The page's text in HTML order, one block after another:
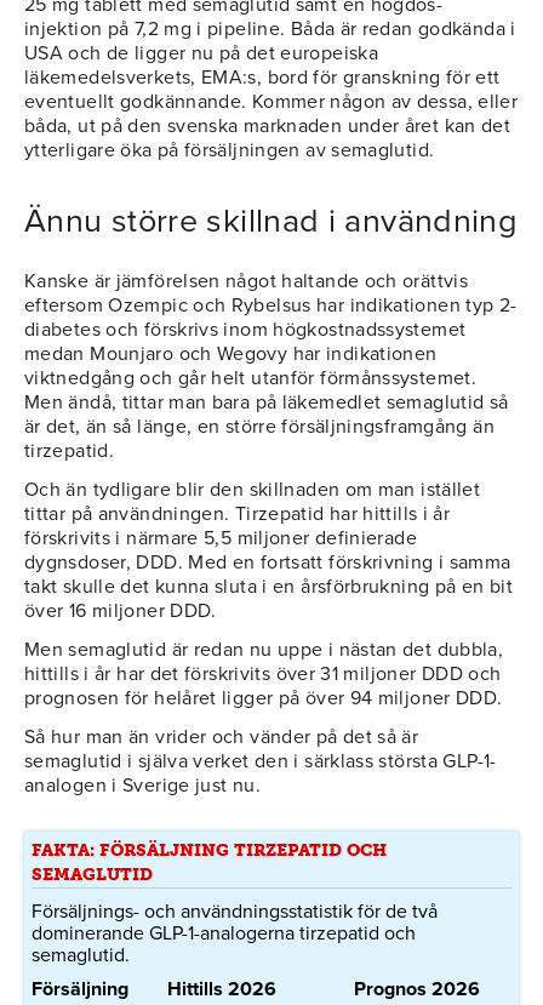
injektion på 7,2 mg i pipeline. Båda är redan godkända i
USA och de ligger nu på det europeiska
läkemedelsverkets, EMA:s, bord för granskning för ett
eventuellt godkännande. Kommer någon av dessa, eller
båda, ut på den svenska marknaden under året kan det
ytterligare öka på försäljningen av semaglutid.
Ännu större skillnad i användning
Kanske är jämförelsen något haltande och orättvis
eftersom Ozempic och Rybelsus har indikationen typ 2-
diabetes och förskrivs inom högkostnadssystemet
medan Mounjaro och Wegovy har indikationen
viktnedgång och går helt utanför förmånssystemet.
Men ändå, tittar man bara på läkemedlet semaglutid så
är det, än så länge, en större försäljningsframgång än
tirzepatid.
Och än tydligare blir den skillnaden om man istället
tittar på användningen. Tirzepatid har hittills i år
förskrivits i närmare 5,5 miljoner definierade
dygnsdoser, DDD. Med en fortsatt förskrivning i samma
takt skulle det kunna sluta i en årsförbrukning på en bit
över 16 miljoner DDD.
Men semaglutid är redan nu uppe i nästan det dubbla,
hittills i år har det förskrivits över 31 miljoner DDD och
prognosen för helåret ligger på över 94 miljoner DDD.
Så hur man än vrider och vänder på det så är
semaglutid i själva verket den i särklass största GLP-1-
analogen i Sverige just nu.
FAKTA: FÖRSÄLJNING TIRZEPATID OCH
SEMAGLUTID
Försäljnings- och användningsstatistik för de två
dominerande GLP-1-analogerna tirzepatid och
semaglutid.
Försäljning Hittills 2026 Prognos 2026